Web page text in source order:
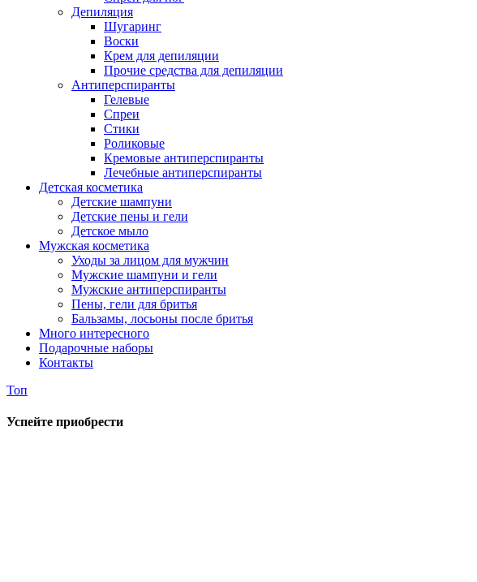
Депиляция
Шугаринг
Воски
Крем для депиляции
Прочие средства для депиляции
Антиперспиранты
Гелевые
Спреи
Стики
Роликовые
Кремовые антиперспиранты
Лечебные антиперспиранты
Детская косметика
Детские шампуни
Детские пены и гели
Детское мыло
Мужская косметика
Уходы за лицом для мужчин
Мужские шампуни и гели
Мужские антиперспиранты
Пены, гели для бритья
Бальзамы, лосьоны после бритья
Много интересного
Подарочные наборы
Контакты
Топ
Успейте приобрести